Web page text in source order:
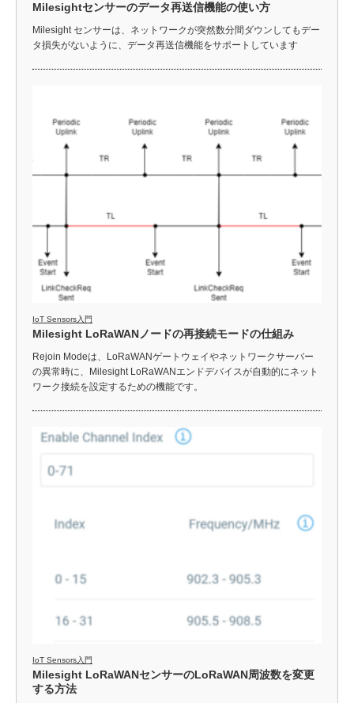
Milesightセンサーのデータ再送信機能の使い方
Milesight センサーは、ネットワークが突然数分間ダウンしてもデー
タ損失がないように、データ再送信機能をサポートしています
IoT Sensors入門
Milesight LoRaWANノードの再接続モードの仕組み
Rejoin Modeは、LoRaWANゲートウェイやネットワークサーバー
の異常時に、Milesight LoRaWANエンドデバイスが自動的にネット
ワーク接続を設定するための機能です。
IoT Sensors入門
Milesight LoRaWANセンサーのLoRaWAN周波数を変更
する方法